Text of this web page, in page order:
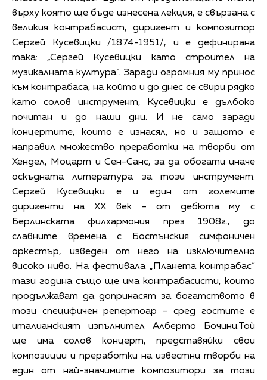
върху която ще бъде изнесена лекция, е свързана с
великия контрабасист, диригент и композитор
Сергей Кусевицки /1874-1951/, и е дефинирана
така: „Сергей Кусевицки като строител на
музикалната култура“. Заради огромния му принос
към контрабаса, на който и до днес се свири рядко
като солов инструмент, Кусевицки е дълбоко
почитан и до наши дни. И не само заради
концертите, които е изнасял, но и защото е
направил множество преработки на творби от
Хендел, Моцарт и Сен-Санс, за да обогати иначе
оскъдната литература за този инструмент.
Сергей Кусевицки е и един от големите
диригенти на ХХ век - от дебюта му с
Берлинската филхармония през 1908г., до
славните времена с Бостънския симфоничен
оркестър, изведен от него на изключително
високо ниво. На фестивала „Планета контрабас“
тази година също ще има контрабасисти, които
продължават да допринасят за богатството в
този специфичен репертоар – сред гостите е
италианският изпълнител Алберто Бочини.Той
ще има солов концерт, представяйки свои
композиции и преработки на известни творби на
един от най-значимите композитори за този